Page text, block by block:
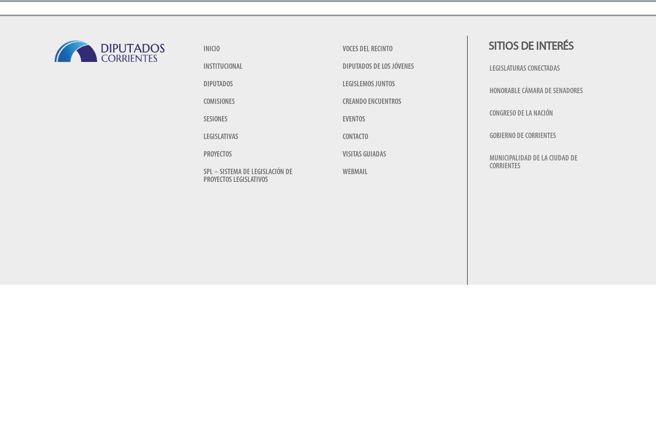
INICIO
INSTITUCIONAL
DIPUTADOS
COMISIONES
SESIONES
LEGISLATIVAS
PROYECTOS
SPL – SISTEMA DE LEGISLACIÓN DE
PROYECTOS LEGISLATIVOS
VOCES DEL RECINTO
DIPUTADOS DE LOS JÓVENES
LEGISLEMOS JUNTOS
CREANDO ENCUENTROS
EVENTOS
CONTACTO
VISITAS GUIADAS
WEBMAIL
SITIOS DE INTERÉS
LEGISLATURAS CONECTADAS
HONORABLE CÁMARA DE SENADORES
CONGRESO DE LA NACIÓN
GOBIERNO DE CORRIENTES
MUNICIPALIDAD DE LA CIUDAD DE
CORRIENTES